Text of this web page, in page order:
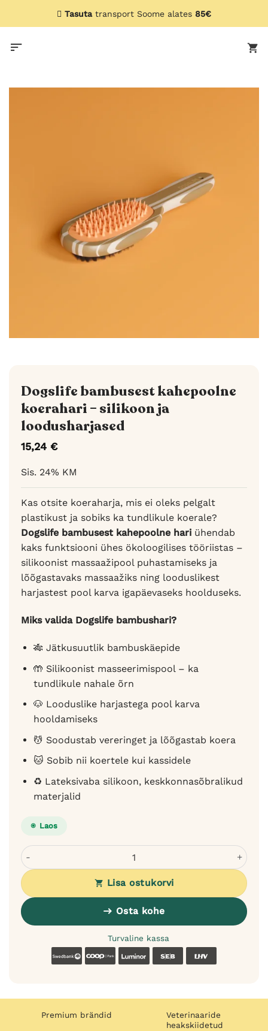
Tasutatransport Soome alates 85€
Dogslife bambusest kahepoolne
koerahari – silikoon ja
loodusharjased
15,24 €
Sis. 24% KM
Kas otsite koeraharja, mis ei oleks pelgalt
plastikust ja sobiks ka tundlikule koerale?
Dogslife bambusest kahepoolne hari ühendab
kaks funktsiooni ühes ökoloogilises tööriistas –
silikoonist massaažipool puhastamiseks ja
lõõgastavaks massaažiks ning looduslikest
harjastest pool karva igapäevaseks hoolduseks.
Miks valida Dogslife bambushari?
🎋 Jätkusuutlik bambuskäepide
🤲 Silikoonist masseerimispool – ka
tundlikule nahale õrn
🐶 Looduslike harjastega pool karva
hooldamiseks
💆 Soodustab vereringet ja lõõgastab koera
🐱 Sobib nii koertele kui kassidele
♻️ Lateksivaba silikoon, keskkonnasõbralikud
materjalid
Laos
Dogslife bambusest kahepoolne koerahari - silikoon ja
Lisa ostukorvi
Osta kohe
Turvaline kassa
SwedbankCoop Luminor SEB
Premium brändid
Veterinaaride
heakskiidetud